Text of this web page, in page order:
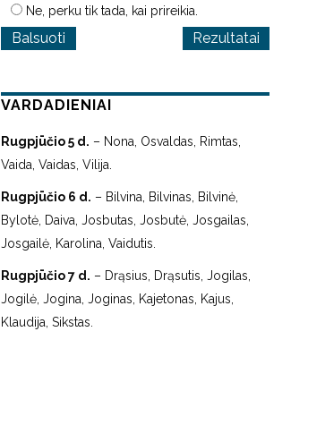
Ne, perku tik tada, kai prireikia.
Rezultatai
VARDADIENIAI
Rugpjūčio 5 d. – Nona, Osvaldas, Rimtas,
Vaida, Vaidas, Vilija.
Rugpjūčio 6 d. – Bilvina, Bilvinas, Bilvinė,
Bylotė, Daiva, Josbutas, Josbutė, Josgailas,
Josgailė, Karolina, Vaidutis.
Rugpjūčio 7 d. – Drąsius, Drąsutis, Jogilas,
Jogilė, Jogina, Joginas, Kajetonas, Kajus,
Klaudija, Sikstas.